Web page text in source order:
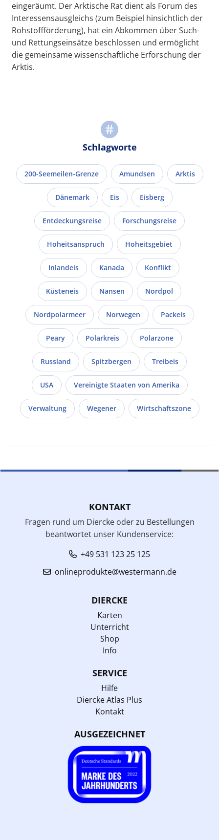
eingeräumt. Der Arktische Rat dient als Forum des
Interessensausgleichs (zum Beispiel hinsichtlich der
Rohstoffförderung), hat ein Abkommen über Such-
und Rettungseinsätze beschlossen und ermöglicht
die gemeinsame wissenschaftliche Erforschung der
Arktis.
Schlagworte
200-Seemeilen-Grenze Amundsen Arktis
Dänemark Eis Eisberg
Entdeckungsreise Forschungsreise
Hoheitsanspruch Hoheitsgebiet
Inlandeis Kanada Konflikt
Küsteneis Nansen Nordpol
Nordpolarmeer Norwegen Packeis
Peary Polarkreis Polarzone
Russland Spitzbergen Treibeis
USA Vereinigte Staaten von Amerika
Verwaltung Wegener Wirtschaftszone
KONTAKT
Fragen rund um Diercke oder zu Bestellungen
beantwortet unser Kundenservice:
+49 531 123 25 125
onlineprodukte@westermann.de
DIERCKE
Karten
Unterricht
Shop
Info
SERVICE
Hilfe
Diercke Atlas Plus
Kontakt
AUSGEZEICHNET